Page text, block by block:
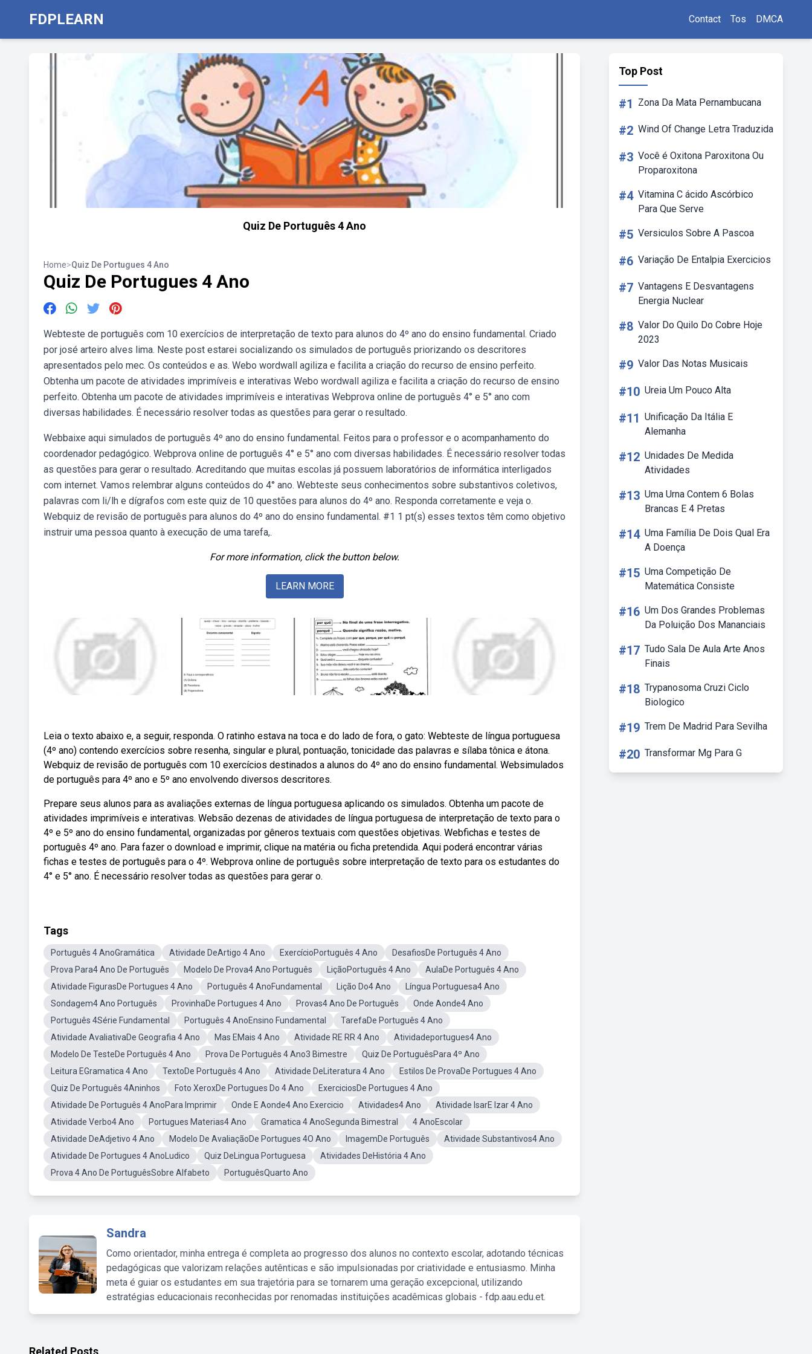
FDPLEARN Contact Tos DMCA
Quiz De Português 4 Ano
Home>Quiz De Portugues 4 Ano
Quiz De Portugues 4 Ano
Webteste de português com 10 exercícios de interpretação de texto para alunos do 4º ano do ensino fundamental. Criado
por josé arteiro alves lima. Neste post estarei socializando os simulados de português priorizando os descritores
apresentados pelo mec. Os conteúdos e as. Webo wordwall agiliza e facilita a criação do recurso de ensino perfeito.
Obtenha um pacote de atividades imprimíveis e interativas Webo wordwall agiliza e facilita a criação do recurso de ensino
perfeito. Obtenha um pacote de atividades imprimíveis e interativas Webprova online de português 4° e 5° ano com
diversas habilidades. É necessário resolver todas as questões para gerar o resultado.
Webbaixe aqui simulados de português 4º ano do ensino fundamental. Feitos para o professor e o acompanhamento do
coordenador pedagógico. Webprova online de português 4° e 5° ano com diversas habilidades. É necessário resolver todas
as questões para gerar o resultado. Acreditando que muitas escolas já possuem laboratórios de informática interligados
com internet. Vamos relembrar alguns conteúdos do 4° ano. Webteste seus conhecimentos sobre substantivos coletivos,
palavras com li/lh e dígrafos com este quiz de 10 questões para alunos do 4º ano. Responda corretamente e veja o.
Webquiz de revisão de português para alunos do 4º ano do ensino fundamental. #1 1 pt(s) esses textos têm como objetivo
instruir uma pessoa quanto à execução de uma tarefa,.
For more information, click the button below.
LEARN MORE
Leia o texto abaixo e, a seguir, responda. O ratinho estava na toca e do lado de fora, o gato: Webteste de língua portuguesa
(4º ano) contendo exercícios sobre resenha, singular e plural, pontuação, tonicidade das palavras e sílaba tônica e átona.
Webquiz de revisão de português com 10 exercícios destinados a alunos do 4º ano do ensino fundamental. Websimulados
de português para 4º ano e 5º ano envolvendo diversos descritores.
Prepare seus alunos para as avaliações externas de língua portuguesa aplicando os simulados. Obtenha um pacote de
atividades imprimíveis e interativas. Websão dezenas de atividades de língua portuguesa de interpretação de texto para o
4º e 5º ano do ensino fundamental, organizadas por gêneros textuais com questões objetivas. Webfichas e testes de
português 4º ano. Para fazer o download e imprimir, clique na matéria ou ficha pretendida. Aqui poderá encontrar várias
fichas e testes de português para o 4º. Webprova online de português sobre interpretação de texto para os estudantes do
4° e 5° ano. É necessário resolver todas as questões para gerar o.
Tags
Português 4 AnoGramática Atividade DeArtigo 4 Ano ExercícioPortuguês 4 Ano
DesafiosDe Português 4 Ano
Prova Para4 Ano De Português
Modelo De Prova4 Ano Português LiçãoPortuguês 4 Ano
AulaDe Português 4 Ano
Atividade FigurasDe Portugues 4 Ano
Português 4 AnoFundamental Lição Do4 Ano
Língua Portuguesa4 Ano
Sondagem4 Ano Português
ProvinhaDe Portugues 4 Ano Provas4 Ano De Português
Onde Aonde4 Ano
Português 4Série Fundamental
Português 4 AnoEnsino Fundamental
TarefaDe Português 4 Ano
Atividade AvaliativaDe Geografia 4 Ano
Mas EMais 4 Ano Atividade RE RR 4 Ano
Atividadeportugues4 Ano
Modelo De TesteDe Português 4 Ano
Prova De Português 4 Ano3 Bimestre
Quiz De PortuguêsPara 4º Ano
Leitura EGramatica 4 Ano
TextoDe Português 4 Ano Atividade DeLiteratura 4 Ano
Estilos De ProvaDe Portugues 4 Ano
Quiz De Português 4Aninhos
Foto XeroxDe Portugues Do 4 Ano
ExerciciosDe Portugues 4 Ano
Atividade De Português 4 AnoPara Imprimir
Onde E Aonde4 Ano Exercicio Atividades4 Ano
Atividade IsarE Izar 4 Ano
Atividade Verbo4 Ano
Portugues Materias4 Ano Gramatica 4 AnoSegunda Bimestral
4 AnoEscolar
Atividade DeAdjetivo 4 Ano
Modelo De AvaliaçãoDe Portugues 4O Ano ImagemDe Português
Atividade Substantivos4 Ano
Atividade De Portugues 4 AnoLudico
Quiz DeLingua Portuguesa
Atividades DeHistória 4 Ano
Prova 4 Ano De PortuguêsSobre Alfabeto
PortuguêsQuarto Ano
Sandra
Como orientador, minha entrega é completa ao progresso dos alunos no contexto escolar, adotando técnicas
pedagógicas que valorizam relações autênticas e são impulsionadas por criatividade e entusiasmo. Minha
meta é guiar os estudantes em sua trajetória para se tornarem uma geração excepcional, utilizando
estratégias educacionais reconhecidas por renomadas instituições acadêmicas globais - fdp.aau.edu.et.
Top Post
#1 Zona Da Mata Pernambucana
#2 Wind Of Change Letra Traduzida
#3 Você é Oxitona Paroxitona Ou
Proparoxitona
#4 Vitamina C ácido Ascórbico
Para Que Serve
#5 Versiculos Sobre A Pascoa
#6 Variação De Entalpia Exercicios
#7 Vantagens E Desvantagens
Energia Nuclear
#8 Valor Do Quilo Do Cobre Hoje
2023
#9 Valor Das Notas Musicais
#10 Ureia Um Pouco Alta
#11 Unificação Da Itália E
Alemanha
#12 Unidades De Medida
Atividades
#13 Uma Urna Contem 6 Bolas
Brancas E 4 Pretas
#14 Uma Família De Dois Qual Era
A Doença
#15 Uma Competição De
Matemática Consiste
#16 Um Dos Grandes Problemas
Da Poluição Dos Mananciais
#17 Tudo Sala De Aula Arte Anos
Finais
#18 Trypanosoma Cruzi Ciclo
Biologico
#19 Trem De Madrid Para Sevilha
#20 Transformar Mg Para G
Related Posts